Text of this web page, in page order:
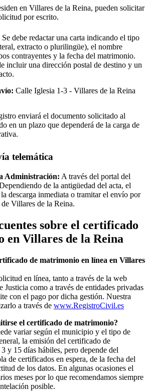
en Villares de la Reina, pueden solicitar
por escrito.
Se debe redactar una carta indicando el tipo
extracto o plurilingüe), el nombre
contrayentes y la fecha del matrimonio.
incluir una dirección postal de destino y un
Calle Iglesia 1-3 - Villares de la Reina
enviará el documento solicitado al
en un plazo que dependerá de la carga de
telemática
Administración: A través del portal del
de la antigüedad del acta, el
descarga inmediata o tramitar el envío por
Villares de la Reina.
sobre el certificado
en Villares de la Reina
de matrimonio en línea en Villares
en línea, tanto a través de la web
como a través de entidades privadas
con el pago por dicha gestión. Nuestra
a través de www.RegistroCivil.es
el certificado de matrimonio?
variar según el municipio y el tipo de
la emisión del certificado de
y 15 días hábiles, pero depende del
de certificados en espera, de la fecha del
de los datos. En algunas ocasiones el
meses por lo que recomendamos siempre
posible.